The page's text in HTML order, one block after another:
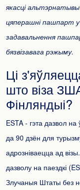
якасці
цяперашні пашпарт
задавальнення
бязвізавага рэжыму.
Ці
што віза
Фінляндыі?
ESTA - гэта дазвол
да 90 дзён для
адрозніваецца ад
дазволу на паездкі
Злучаныя Штаты без